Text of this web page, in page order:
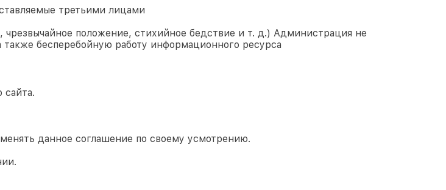
третьими лицами
положение, стихийное бедствие и т. д.) Администрация не
бесперебойную работу информационного ресурса
сайта.
данное соглашение по своему усмотрению.